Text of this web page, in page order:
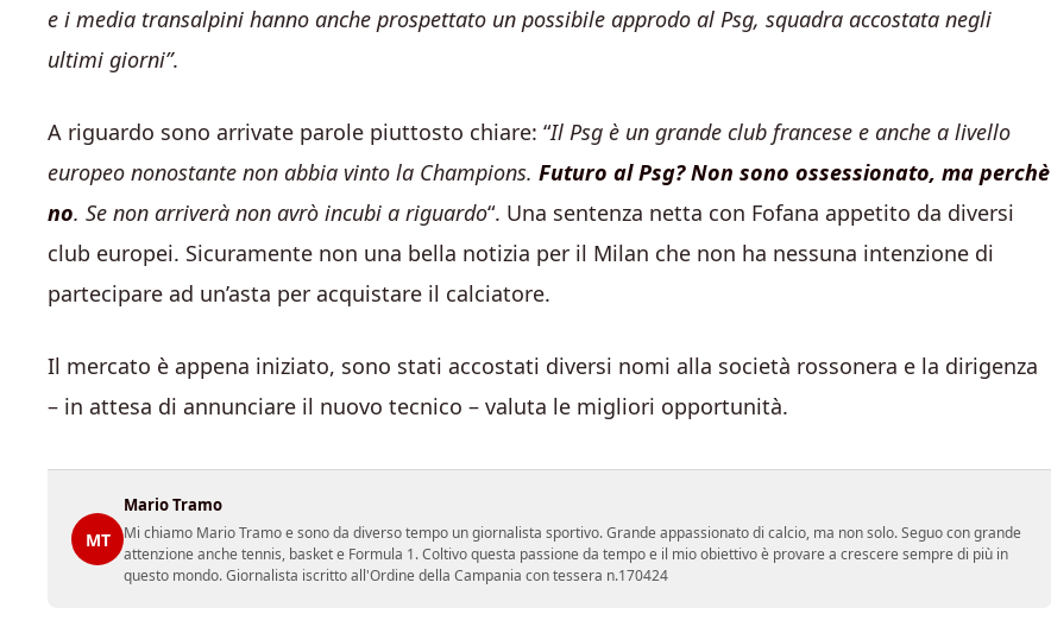
e i media transalpini hanno anche prospettato un possibile approdo al Psg, squadra accostata negli
ultimi giorni”.
A riguardo sono arrivate parole piuttosto chiare: “Il Psg è un grande club francese e anche a livello
europeo nonostante non abbia vinto la Champions. Futuro al Psg? Non sono ossessionato, ma perchè
no. Se non arriverà non avrò incubi a riguardo“. Una sentenza netta con Fofana appetito da diversi
club europei. Sicuramente non una bella notizia per il Milan che non ha nessuna intenzione di
partecipare ad un’asta per acquistare il calciatore.
Il mercato è appena iniziato, sono stati accostati diversi nomi alla società rossonera e la dirigenza
– in attesa di annunciare il nuovo tecnico – valuta le migliori opportunità.
MT
Mario Tramo
Mi chiamo Mario Tramo e sono da diverso tempo un giornalista sportivo. Grande appassionato di calcio, ma non solo. Seguo con grande
attenzione anche tennis, basket e Formula 1. Coltivo questa passione da tempo e il mio obiettivo è provare a crescere sempre di più in
questo mondo. Giornalista iscritto all'Ordine della Campania con tessera n.170424